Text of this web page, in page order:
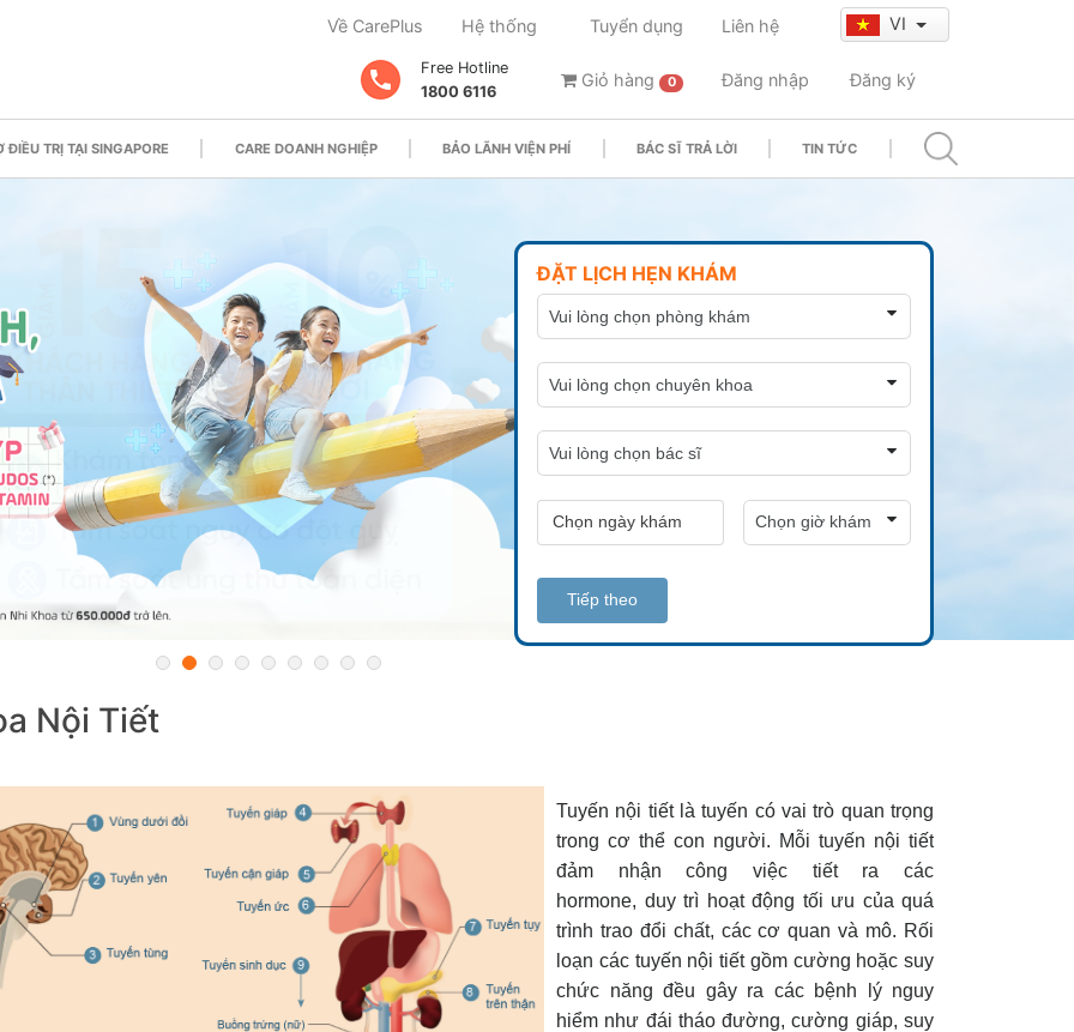
Về CarePlus Hệ thống Tuyển dụng Liên hệ VI
Free Hotline
1800 6116
Giỏ hàng 0 Đăng nhập Đăng ký
ĐIỀU TRỊ TẠI SINGAPORE CARE DOANH NGHIỆP BẢO LÃNH VIỆN PHÍ BÁC SĨ TRẢ LỜI TIN TỨC
ĐẶT LỊCH HẸN KHÁM
Tiếp theo
Nội Tiết
Tuyến nội tiết là tuyến có vai trò quan trọng
trong cơ thể con người. Mỗi tuyến nội tiết
đảm nhận công việc tiết ra các
hormone, duy trì hoạt động tối ưu của quá
trình trao đổi chất, các cơ quan và mô. Rối
loạn các tuyến nội tiết gồm cường hoặc suy
chức năng đều gây ra các bệnh lý nguy
hiểm như đái tháo đường, cường giáp, suy